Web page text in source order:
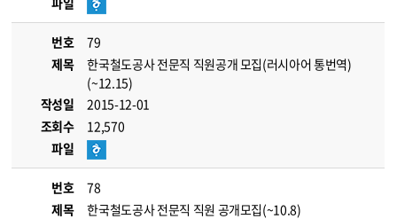
번호
79
제목
한국철도공사 전문직 직원공개 모집(러시아어 통번역)
(~12.15)
작성일
2015-12-01
조회수
12,570
파일
번호
78
제목
한국철도공사 전문직 직원 공개모집(~10.8)